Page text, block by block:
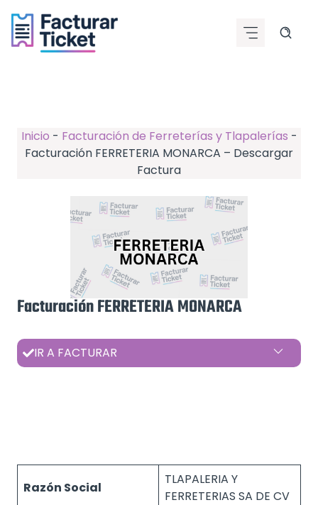
contenido
Inicio - Facturación de Ferreterías y Tlapalerías -
Facturación FERRETERIA MONARCA – Descargar
Factura
Facturación FERRETERIA MONARCA
IR A FACTURAR
Razón Social
TLAPALERIA Y
FERRETERIAS SA DE CV